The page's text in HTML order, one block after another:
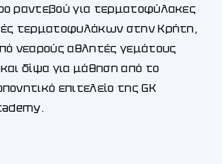
ραντεβού για τερματοφύλακες
τερματοφυλάκων στην Κρήτη,
νεαρούς αθλητές γεμάτους
δίψα για μάθηση από το
επιτελείο της GK